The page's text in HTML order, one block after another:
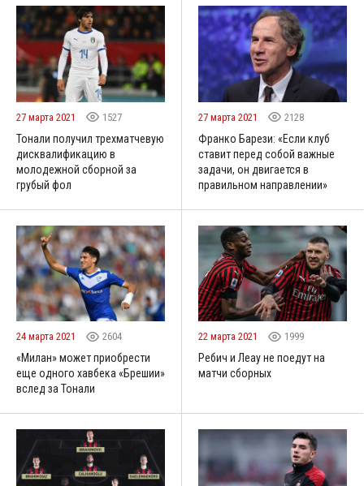
27 марта 2021 1527
Тонали получил трехматчевую
дисквалификацию в
молодежной сборной за
грубый фол
27 марта 2021 2128
Франко Барези: «Если клуб
ставит перед собой важные
задачи, он двигается в
правильном направлении»
24 марта 2021 2604
«Милан» может приобрести
еще одного хавбека «Брешии»
вслед за Тонали
22 марта 2021 1999
Ребич и Леау не поедут на
матчи сборных